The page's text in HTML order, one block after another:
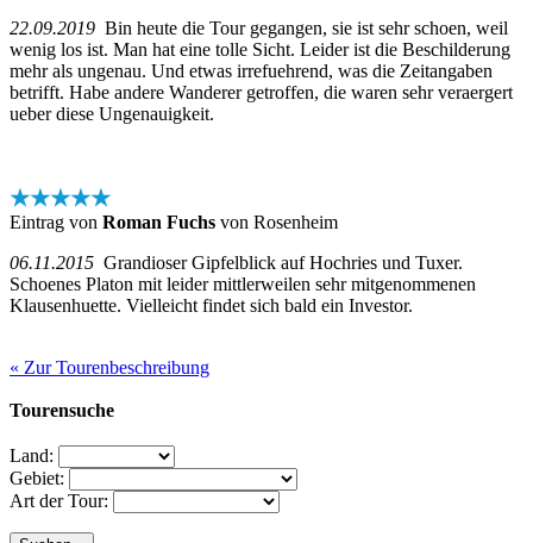
22.09.2019 Bin heute die Tour gegangen, sie ist sehr schoen, weil
wenig los ist. Man hat eine tolle Sicht. Leider ist die Beschilderung
mehr als ungenau. Und etwas irrefuehrend, was die Zeitangaben
betrifft. Habe andere Wanderer getroffen, die waren sehr veraergert
ueber diese Ungenauigkeit.
★★★★★
Eintrag von Roman Fuchs von Rosenheim
06.11.2015 Grandioser Gipfelblick auf Hochries und Tuxer.
Schoenes Platon mit leider mittlerweilen sehr mitgenommenen
Klausenhuette. Vielleicht findet sich bald ein Investor.
« Zur Tourenbeschreibung
Tourensuche
Land:
Gebiet:
Art der Tour: